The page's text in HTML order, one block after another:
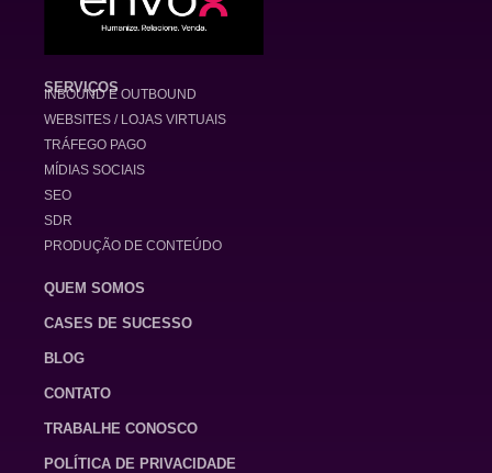
SERVIÇOS
INBOUND E OUTBOUND
WEBSITES / LOJAS VIRTUAIS
TRÁFEGO PAGO
MÍDIAS SOCIAIS
SEO
SDR
PRODUÇÃO DE CONTEÚDO
QUEM SOMOS
CASES DE SUCESSO
BLOG
CONTATO
TRABALHE CONOSCO
POLÍTICA DE PRIVACIDADE